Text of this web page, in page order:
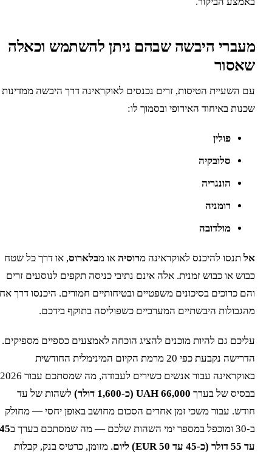
היבשה שבהם ניתן להשתמש וכאלה
השעיית הטיסות, זרים נכנסים לאוקראינה דרך היבשה ממדינות
באיחוד האירופי ובסמוך לו:
פולין
סלובקיה
הונגריה
רומניה
מולדובה
תנסו להיכנס לאוקראינה מרוסיהאו מ בלארוס, או דרך כל שטח
או כבוש זמנית. אלה אינם נתיבי כניסה תקפים לנוסעים זרים
כרוכים בסיכונים משפטיים ובטיחותיים חמורים. היכנסו דרך אחד
היבשתיים המערביים כשפוליסה בתוקף בידכם.
גם להיות מוכנים להציג הוכחה לאמצעים כספיים מספיקים.
הדרישה נקבעת כפי 20 מרמת הקיום המינימלית החודשית
באוקראינה עבור אנשים כשירים לעבודה, מה שמסתכם עבור 2026
של בערך66,000 UAH (כ-1,600 דולר)
לשהות של עד
עבור משכי זמן אחרים הסכום מחושב באופן יחסי — מחולק
45
. מזומן, כרטיס בנק, קבלות